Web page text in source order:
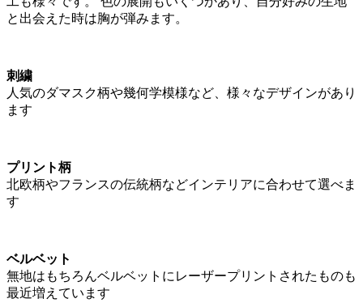
と出会えた時は胸が弾みます。
刺繍
人気のダマスク柄や幾何学模様など、様々なデザインがあり
ます
プリント柄
北欧柄やフランスの伝統柄などインテリアに合わせて選べま
す
ベルベット
無地はもちろんベルベットにレーザープリントされたものも
最近増えています